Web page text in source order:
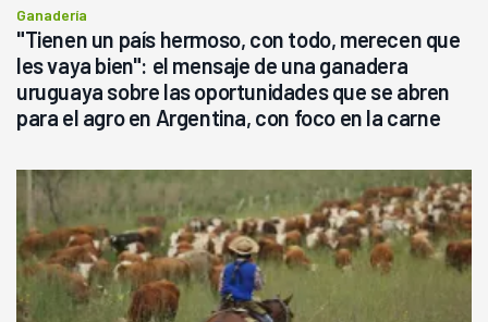
Ganadería
"Tienen un país hermoso, con todo, merecen que
les vaya bien": el mensaje de una ganadera
uruguaya sobre las oportunidades que se abren
para el agro en Argentina, con foco en la carne